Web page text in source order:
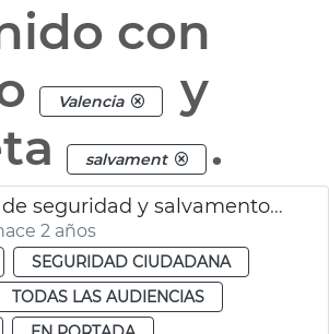
con
Valencia
y
salvament .
Dispositivo de seguridad y salvamento en playas
2 años
SEGURIDAD CIUDADANA
TODAS LAS AUDIENCIAS